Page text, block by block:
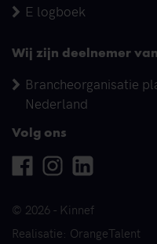
E logboek
Wij zijn deelnemer van
Brancheorganisatie
Nederland
Volg ons
Facebook
InstagramLinkedin
© 2026 - Kinnef
Realisatie: OrangeTalent